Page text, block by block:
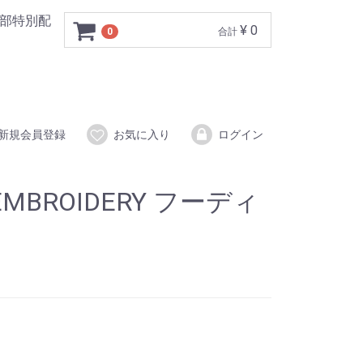
特別配
0 合計 ¥ 0
規会員登録 お気に入り ログイン
フーディ